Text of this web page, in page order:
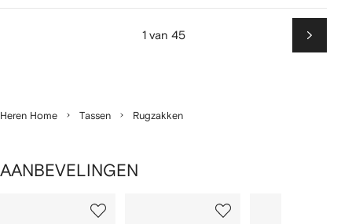
1 van 45
Heren Home Tassen Rugzakken
AANBEVELINGEN